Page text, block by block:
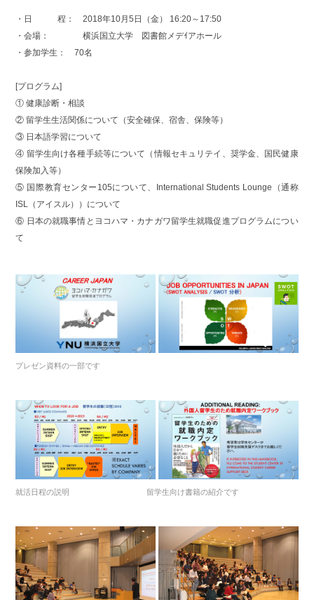
・日 程： 2018年10月5日（金） 16:20～17:50
・会場： 横浜国立大学 図書館メデｲアホール
・参加学生： 70名
[プログラム]
① 健康診断・相談
② 留学生生活関係について（安全確保、宿舎、保険等）
③ 日本語学習について
④ 留学生向け各種手続等について（情報セキュリテイ、奨学金、国民健康
保険加入等）
⑤ 国際教育センター105について、International Students Lounge（通称
ISL（アイスル））について
⑥ 日本の就職事情とヨコハマ・カナガワ留学生就職促進プログラムについ
て
プレゼン資料の一部です
就活日程の説明 留学生向け書籍の紹介です